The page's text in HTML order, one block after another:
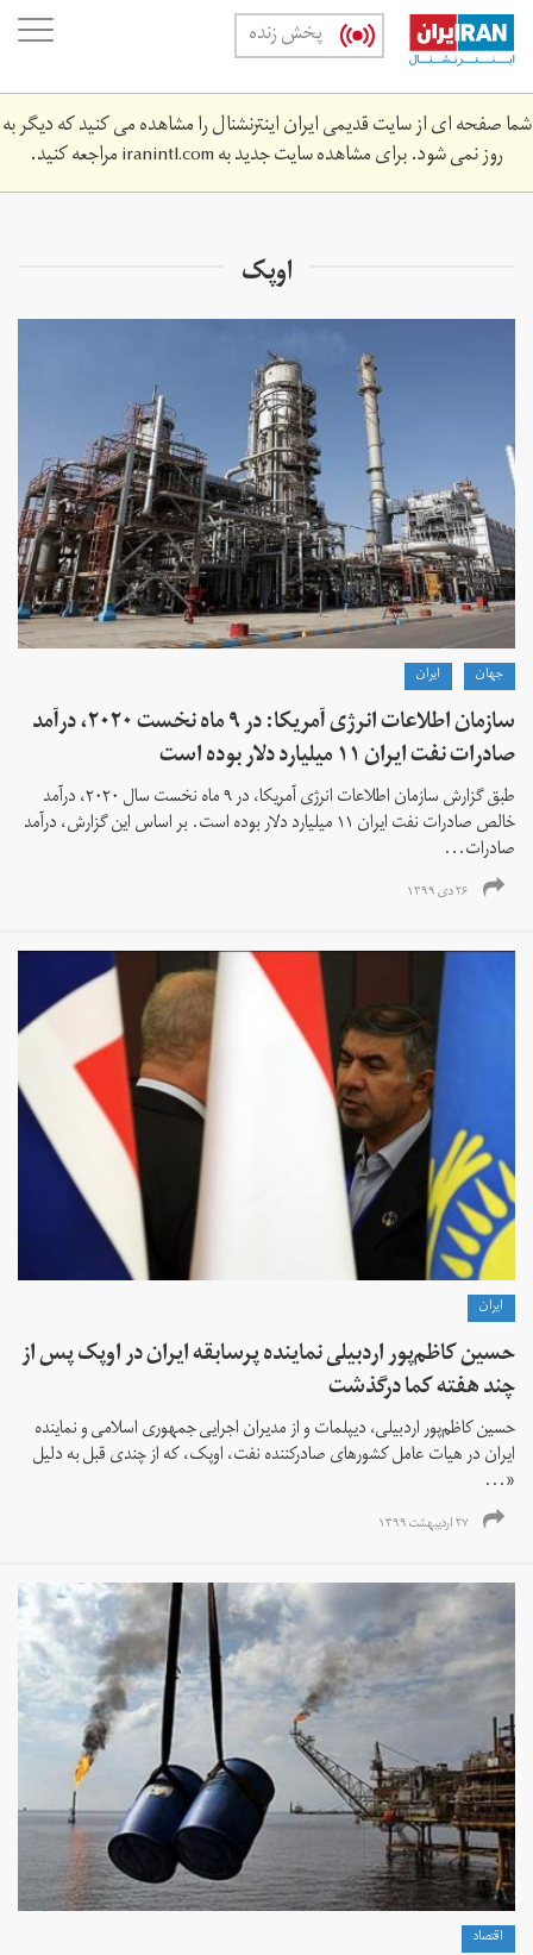
Skip
main
content
پخش زنده
شما صفحه ای از سایت قدیمی ایران اینترنشنال را مشاهده می کنید که دیگر به
روز نمی شود. برای مشاهده سایت جدید بهiranintl.comمراجعه کنید.
اوپک
جهان ايران
سازمان اطلاعات انرژی آمریکا: در ۹ ماه نخست ۲۰۲۰، درآمد
صادرات نفت ایران ۱۱ میلیارد دلار بوده است
طبق گزارش سازمان اطلاعات انرژی آمریکا، در ۹ ماه نخست سال ۲۰۲۰، درآمد
خالص صادرات نفت ایران ۱۱ میلیارد دلار بوده است. بر اساس این گزارش، درآمد
صادرات...
۲۶ دی ۱۳۹۹
ايران
حسین کاظم‌پور اردبیلی نماینده پرسابقه ایران در اوپک پس از
چند هفته کما درگذشت
حسین کاظم‌پور اردبیلی، دیپلمات و از مدیران اجرایی جمهوری اسلامی و نماینده
ایران در هیات عامل کشورهای صادرکننده نفت، اوپک، که از چندی قبل به دلیل
«...
۲۷ اردیبهشت ۱۳۹۹
اقتصاد